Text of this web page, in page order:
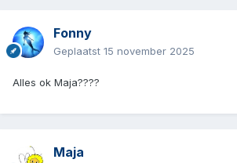
Fonny
Geplaatst 15 november 2025
Alles ok Maja????
Maja